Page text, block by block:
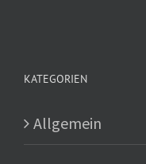
KATEGORIEN
Allgemein